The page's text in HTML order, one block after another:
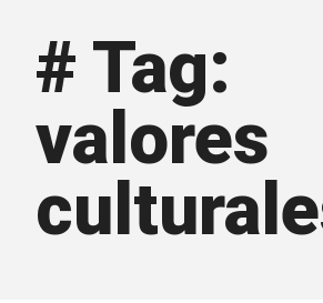
# Tag:
valores